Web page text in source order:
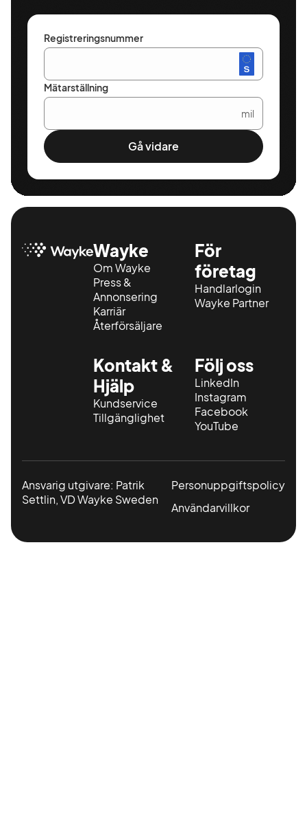
Registreringsnummer
Mätarställning
mil
Gå vidare
Wayke
Om Wayke
Press &
Annonsering
Karriär
Återförsäljare
För
företag
Handlarlogin
Wayke Partner
Kontakt &
Hjälp
Kundservice
Tillgänglighet
Följ oss
LinkedIn
Instagram
Facebook
YouTube
Ansvarig utgivare: Patrik
Settlin, VD Wayke Sweden
Personuppgiftspolicy
Användarvillkor